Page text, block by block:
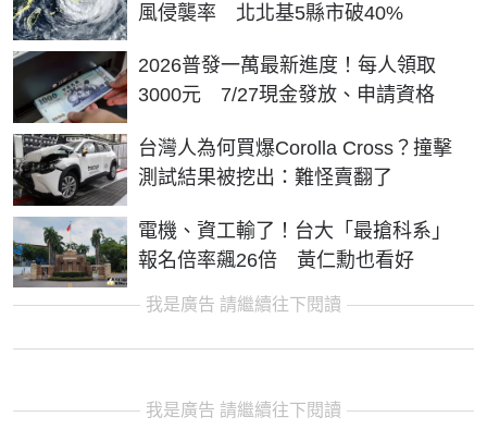
風侵襲率 北北基5縣市破40%
2026普發一萬最新進度！每人領取
3000元 7/27現金發放、申請資格
台灣人為何買爆Corolla Cross？撞擊
測試結果被挖出：難怪賣翻了
電機、資工輸了！台大「最搶科系」
報名倍率飆26倍 黃仁勳也看好
我是廣告 請繼續往下閱讀
我是廣告 請繼續往下閱讀